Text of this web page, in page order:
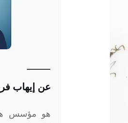
عن إيهاب
هو مؤسس